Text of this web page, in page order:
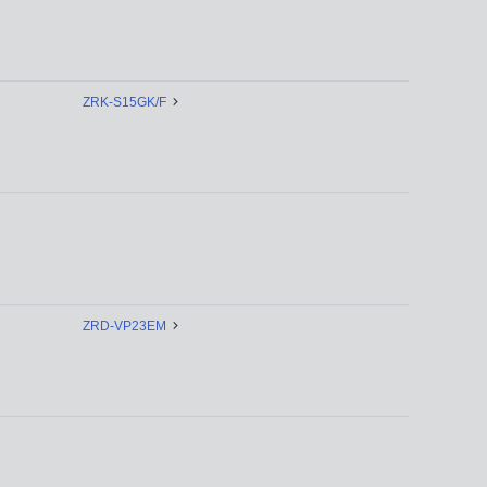
ZRK-S15GK/F
ZRD-VP23EM